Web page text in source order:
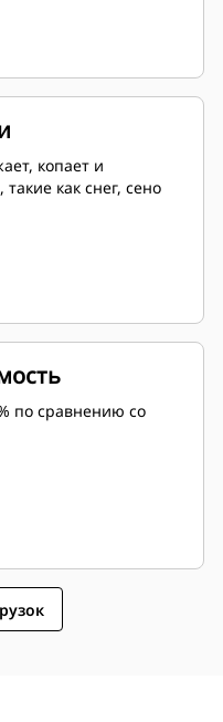
копает и
как снег, сено
по сравнению со